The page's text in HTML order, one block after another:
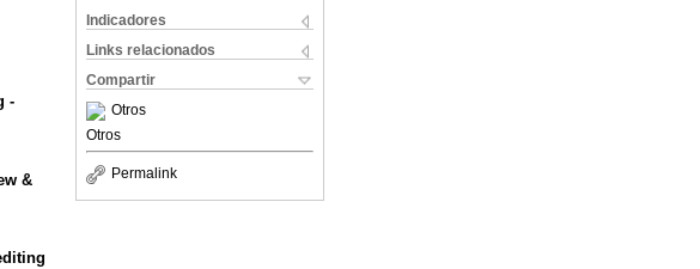
Indicadores
Links relacionados
Compartir
Otros
Otros
Permalink
-
&